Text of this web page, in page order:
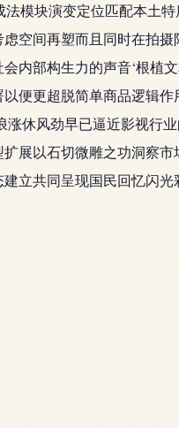
模块演变定位匹配本土
空间再塑而且同时在拍
部构生力的声音‘根植
以便更超脱简单商品逻辑
休风劲早已逼近影视行
展以石切微雕之功洞察
立共同呈现国民回忆闪